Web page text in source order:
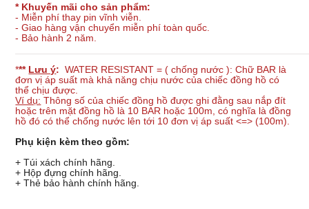
* Khuyến mãi cho sản phẩm:
- Miễn phí thay pin vĩnh viễn.
- Giao hàng vận chuyển miễn phí toàn quốc.
- Bảo hành 2 năm.
*** Lưu ý: WATER RESISTANT = ( chống nước ): Chữ BAR là
đơn vị áp suất mà khả năng chịu nước của chiếc đồng hồ có
thể chịu được.
Ví dụ: Thông số của chiếc đồng hồ được ghi đằng sau nắp đít
hoặc trên mặt đồng hồ là 10 BAR hoặc 100m, có nghĩa là đồng
hồ đó có thể chống nước lên tới 10 đơn vị áp suất <=> (100m).
Phụ kiện kèm theo gồm:
+ Túi xách chính hãng.
+ Hộp đựng chính hãng.
+ Thẻ bảo hành chính hãng.